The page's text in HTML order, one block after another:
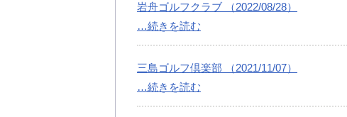
岩舟ゴルフクラブ （2022/08/28）
…続きを読む
三島ゴルフ倶楽部 （2021/11/07）
…続きを読む